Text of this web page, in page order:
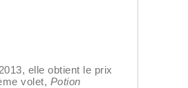
elle obtient le prix
volet, Potion